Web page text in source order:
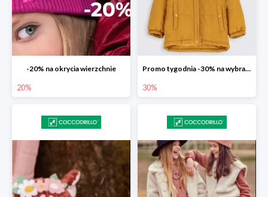
-20% na okrycia wierzchnie
20%
Promo tygodnia -30% na wybrane modele
30%